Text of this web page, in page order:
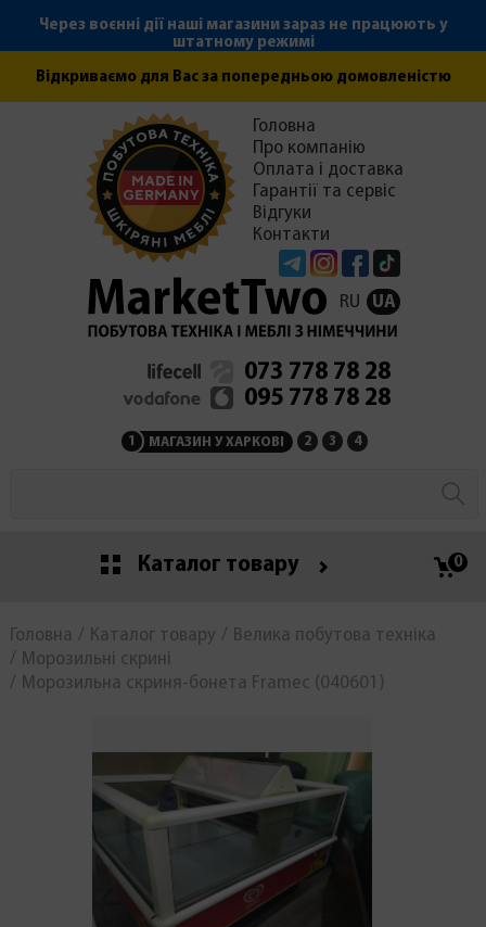
Через воєнні дії наші магазини зараз не працюють у
штатному режимі
Відкриваємо для Вас за попередньою домовленістю
TelegramInstagramFacebook
Головна
Про компанію
Оплата і доставка
Гарантії та сервіс
Відгуки
Контакти
RU UA
073 778 78 28
095 778 78 28
1 МАГАЗИН У ХАРКОВІ 2 МАГАЗИН НА
3 СЕРВІСНИЙ ЦЕНТР
4
Каталог товару 0
Головна Каталог товару
Велика побутова техніка
Морозильні скрині
Морозильна скриня-бонета Framec (040601)